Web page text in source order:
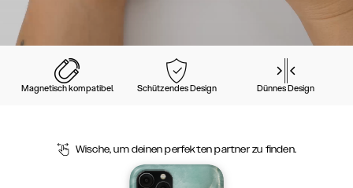
Magnetisch kompatibel Schützendes Design Dünnes Design
Wische, um deinen perfekten partner zu finden.